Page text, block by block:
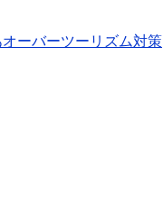
ーバーツーリズム対策